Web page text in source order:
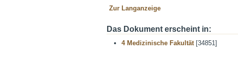
Zur Langanzeige
Das Dokument erscheint in:
4 Medizinische Fakultät[34851]